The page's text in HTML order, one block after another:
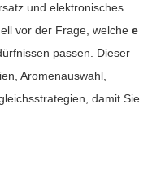
und elektronisches
vor der Frage, welche e
passen. Dieser
Aromenauswahl,
damit Sie